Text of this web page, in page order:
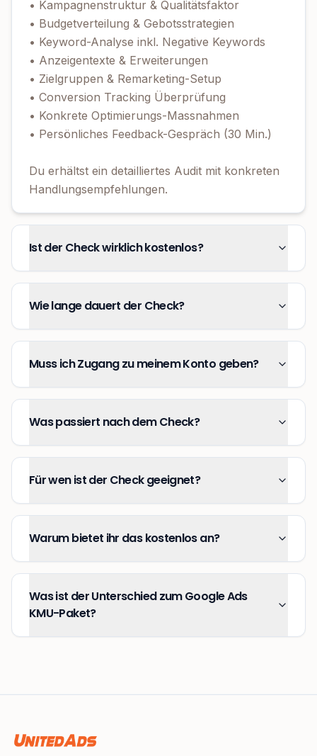
• Kampagnenstruktur & Qualitätsfaktor
• Budgetverteilung & Gebotsstrategien
• Keyword-Analyse inkl. Negative Keywords
• Anzeigentexte & Erweiterungen
• Zielgruppen & Remarketing-Setup
• Conversion Tracking Überprüfung
• Konkrete Optimierungs-Massnahmen
• Persönliches Feedback-Gespräch (30 Min.)
Du erhältst ein detailliertes Audit mit konkreten
Handlungsempfehlungen.
Ist der Check wirklich kostenlos?
Wie lange dauert der Check?
Muss ich Zugang zu meinem Konto geben?
Was passiert nach dem Check?
Für wen ist der Check geeignet?
Warum bietet ihr das kostenlos an?
Was ist der Unterschied zum Google Ads
KMU-Paket?